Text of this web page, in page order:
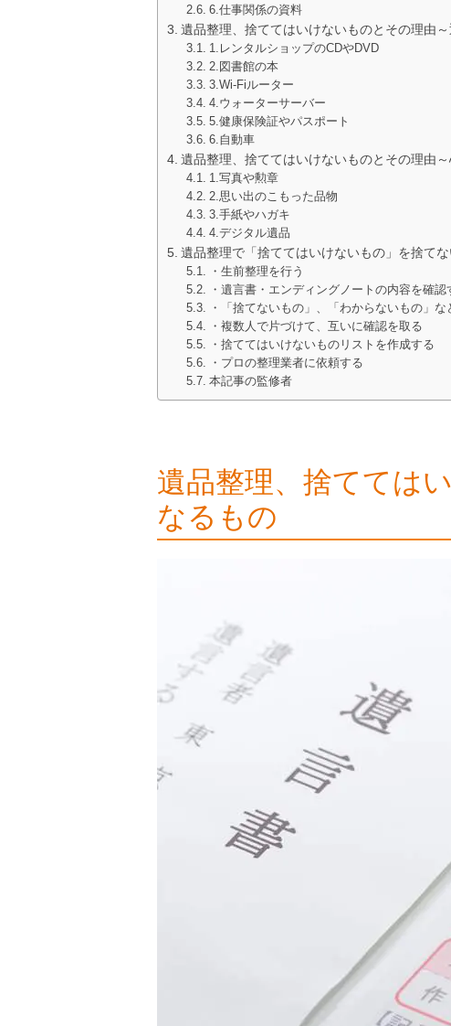
6.仕事関係の資料
遺品整理、捨ててはいけないものとその理由
1.レンタルショップのCDやDVD
2.図書館の本
3.Wi-Fiルーター
4.ウォーターサーバー
5.健康保険証やパスポート
6.自動車
遺品整理、捨ててはいけないものとその理由
1.写真や勲章
2.思い出のこもった品物
3.手紙やハガキ
4.デジタル遺品
遺品整理で「捨ててはいけないもの」を捨てな
・生前整理を行う
・遺言書・エンディングノートの内容を確認
・「捨てないもの」、「わからないもの」な
・複数人で片づけて、互いに確認を取る
・捨ててはいけないものリストを作成する
・プロの整理業者に依頼する
本記事の監修者
遺品整理、捨てては
なるもの